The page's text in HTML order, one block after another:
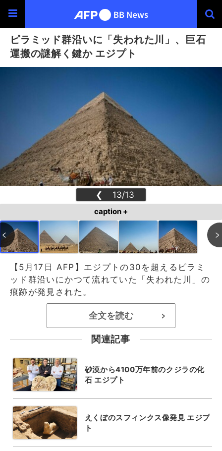
ピラミッド群沿いに「失われた川」、巨石
運搬の謎解く鍵か エジプト
❮
13/13
❯
caption +
【5月17日 AFP】エジプトの30を超えるピラミ
ッド群沿いにかつて流れていた「失われた川」の
痕跡が発見された。
全文を読む >
関連記事
砂漠から4100万年前のクジラの化
石 エジプト
えくぼのスフィンクス像発見 エジプ
ト